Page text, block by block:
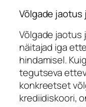
Võlgade jaotus
Võlgade jaotus
näitajad iga
hindamisel.
tegutseva
konkreetset
krediidiskoori,